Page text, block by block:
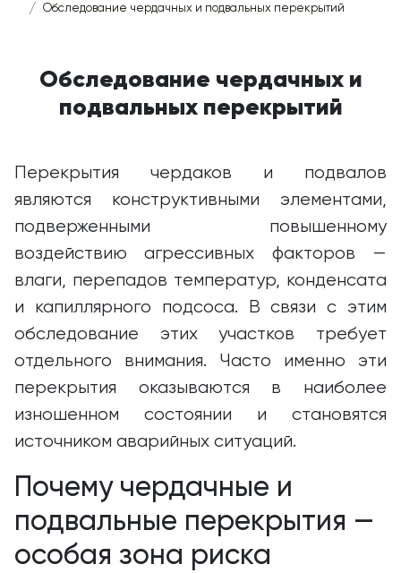
Обследование чердачных и подвальных перекрытий
Обследование чердачных и
подвальных перекрытий
Перекрытия чердаков и подвалов
являются конструктивными элементами,
подверженными повышенному
воздействию агрессивных факторов —
влаги, перепадов температур, конденсата
и капиллярного подсоса. В связи с этим
обследование этих участков требует
отдельного внимания. Часто именно эти
перекрытия оказываются в наиболее
изношенном состоянии и становятся
источником аварийных ситуаций.
Почему чердачные и
подвальные перекрытия —
особая зона риска